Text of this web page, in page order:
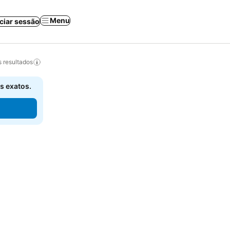
sessão Menu
resultados
exatos.